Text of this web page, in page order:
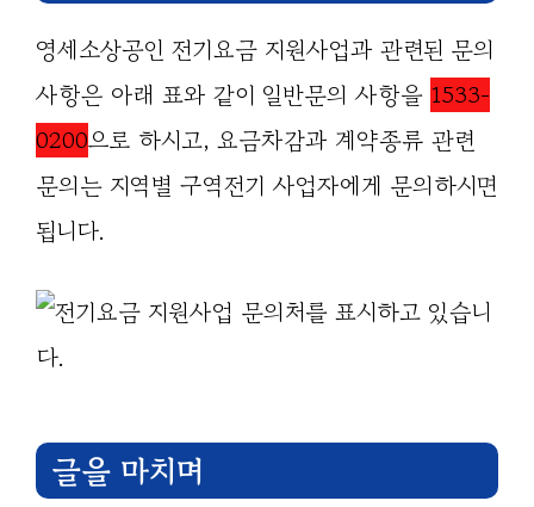
영세소상공인 전기요금 지원사업과 관련된 문의
사항은 아래 표와 같이 일반문의 사항을 1533-
0200으로 하시고, 요금차감과 계약종류 관련
문의는 지역별 구역전기 사업자에게 문의하시면
됩니다.
글을 마치며